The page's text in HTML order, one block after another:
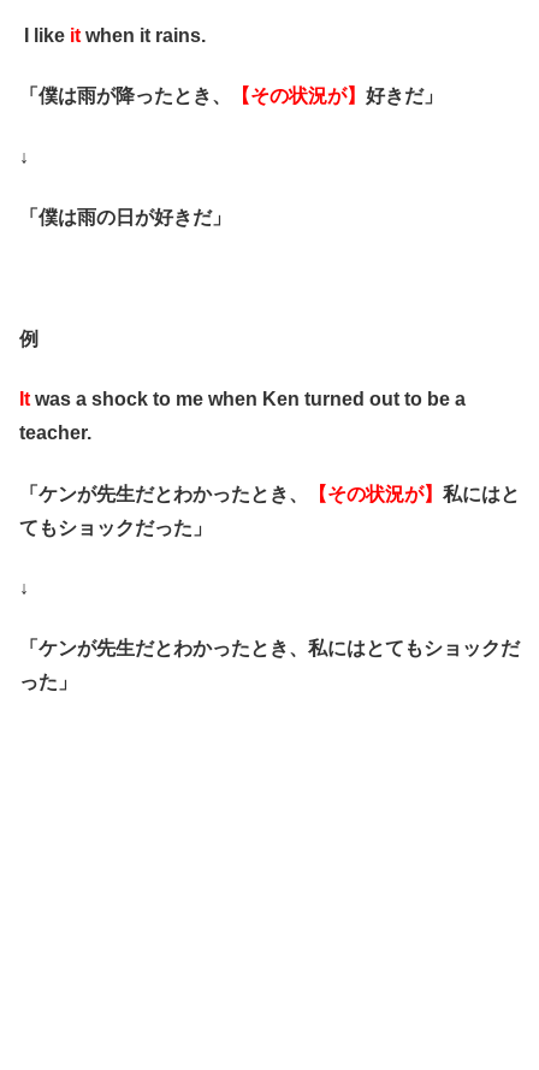
I like it when it rains.
「僕は雨が降ったとき、 【その状況が】 好きだ」
↓
「僕は雨の日が好きだ」
例
It was a shock to me when Ken turned out to be a
teacher.
「ケンが先生だとわかったとき、 【その状況が】 私にはと
てもショックだった」
↓
「ケンが先生だとわかったとき、私にはとてもショックだ
った」